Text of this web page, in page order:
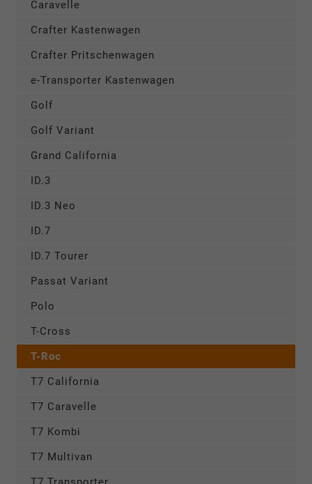
Caravelle
Crafter Kastenwagen
Crafter Pritschenwagen
e-Transporter Kastenwagen
Golf
Golf Variant
Grand California
ID.3
ID.3 Neo
ID.7
ID.7 Tourer
Passat Variant
Polo
T-Cross
T-Roc
T7 California
T7 Caravelle
T7 Kombi
T7 Multivan